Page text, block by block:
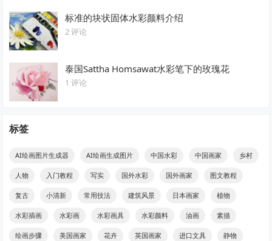
标准的块状固体水彩颜料介绍
2 评论
泰国Sattha Homsawat水彩笔下的玫瑰花
1 评论
标签
AI绘画图片生成器 AI绘画生成图片 中国水彩 中国画家 乡村
人物 入门教程 写实 国外水彩 国外画家 图文教程
复古 小清新 常用技法 建筑风景 日本画家 植物
水彩插画 水彩画 水彩画具 水彩颜料 油画 素描
绘画步骤 美国画家 花卉 英国画家 进口文具 静物